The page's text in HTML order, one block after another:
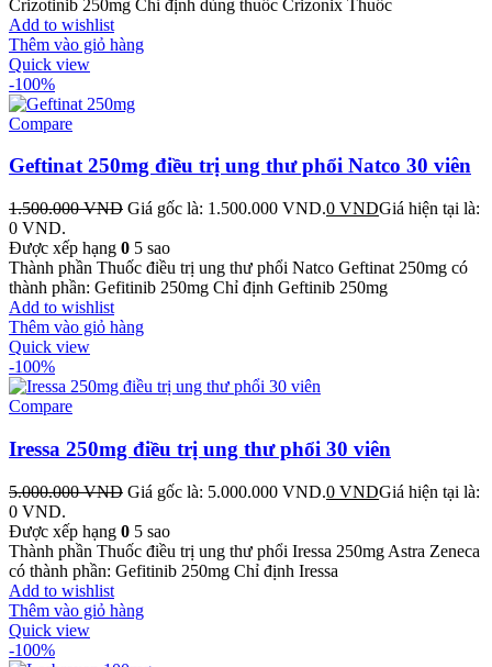
Crizotinib 250mg Chỉ định dùng thuốc Crizonix Thuốc
Add to wishlist
Thêm vào giỏ hàng
Quick view
-100%
Compare
Geftinat 250mg điều trị ung thư phổi Natco 30 viên
1.500.000VND Giá gốc là: 1.500.000 VND.0 VNDGiá hiện tại là:
0 VND.
Được xếp hạng 0 5 sao
Thành phần Thuốc điều trị ung thư phổi Natco Geftinat 250mg có
thành phần: Gefitinib 250mg Chỉ định Geftinib 250mg
Add to wishlist
Thêm vào giỏ hàng
Quick view
-100%
Compare
Iressa 250mg điều trị ung thư phổi 30 viên
5.000.000VND Giá gốc là: 5.000.000 VND.0 VNDGiá hiện tại là:
0 VND.
Được xếp hạng 0 5 sao
Thành phần Thuốc điều trị ung thư phổi Iressa 250mg Astra Zeneca
có thành phần: Gefitinib 250mg Chỉ định Iressa
Add to wishlist
Thêm vào giỏ hàng
Quick view
-100%